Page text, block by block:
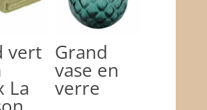
vert
La
Grand
vase en
verre